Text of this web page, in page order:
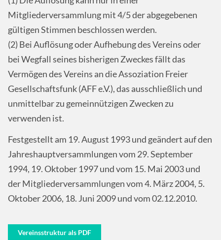
Mitgliederversammlung mit 4/5 der abgegebenen
gültigen Stimmen beschlossen werden.
(2) Bei Auflösung oder Aufhebung des Vereins oder
bei Wegfall seines bisherigen Zweckes fällt das
Vermögen des Vereins an die Assoziation Freier
Gesellschaftsfunk (AFF e.V.), das ausschließlich und
unmittelbar zu gemeinnützigen Zwecken zu
verwenden ist.
Festgestellt am 19. August 1993 und geändert auf den
Jahreshauptversammlungen vom 29. September
1994, 19. Oktober 1997 und vom 15. Mai 2003 und
der Mitgliederversammlungen vom 4. März 2004, 5.
Oktober 2006, 18. Juni 2009 und vom 02.12.2010.
Vereinsstruktur als PDF